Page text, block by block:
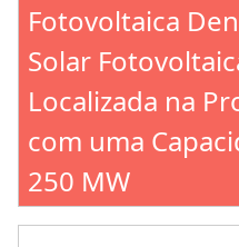
Fotovoltaica
Solar
Localizada na
com uma
250 MW